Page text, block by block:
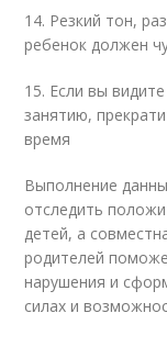
14. Резкий тон,
ребенок должен
15. Если вы
занятию,
время
Выполнение
отследить
детей, а
родителей
нарушения и
силах и